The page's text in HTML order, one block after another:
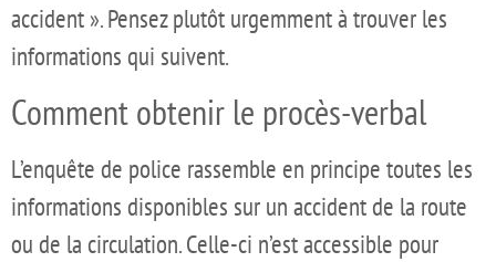
accident ». Pensez plutôt urgemment à trouver les
informations qui suivent.
Comment obtenir le procès-verbal
L’enquête de police rassemble en principe toutes les
informations disponibles sur un accident de la route
ou de la circulation. Celle-ci n’est accessible pour